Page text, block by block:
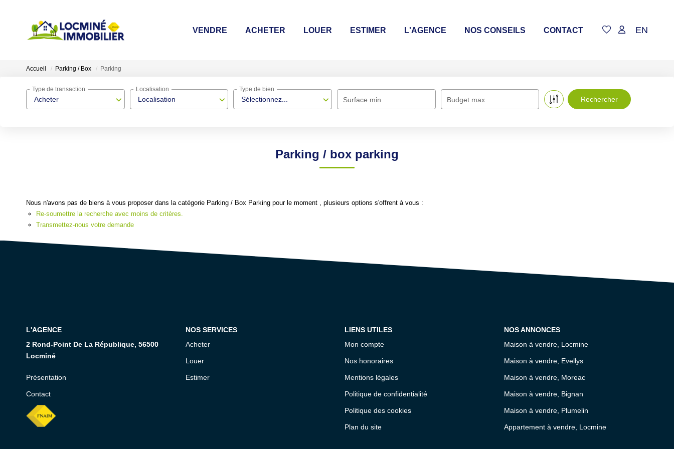
VENDRE ACHETER LOUER ESTIMER L'AGENCE NOS CONSEILS CONTACT EN
Accueil Parking / Box Parking
Acheter
Type de transaction
Localisation
Localisation
Sélectionnez...
Type de bien
Surface min Budget max
Parking / box parking
Nous n'avons pas de biens à vous proposer dans la catégorie Parking / Box Parking pour le moment , plusieurs options s'offrent à vous :
Re-soumettre la recherche avec moins de critères.
Transmettez-nous votre demande
L'AGENCE
2 Rond-Point De La République, 56500
Locminé
Présentation
Contact
NOS SERVICES
Acheter
Louer
Estimer
LIENS UTILES
Mon compte
Nos honoraires
Mentions légales
Politique de confidentialité
Politique des cookies
Plan du site
NOS ANNONCES
Maison à vendre, Locmine
Maison à vendre, Evellys
Maison à vendre, Moreac
Maison à vendre, Bignan
Maison à vendre, Plumelin
Appartement à vendre, Locmine